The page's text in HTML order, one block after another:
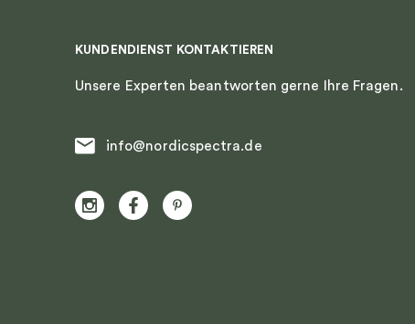
KUNDENDIENST KONTAKTIEREN
Unsere Experten beantworten gerne Ihre Fragen.
info@nordicspectra.de